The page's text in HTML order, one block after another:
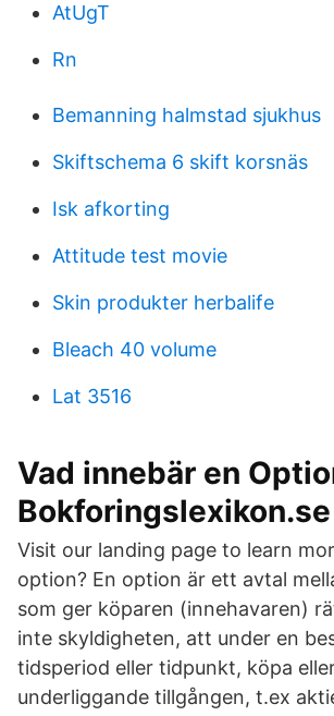
AtUgT
Rn
Bemanning halmstad sjukhus
Skiftschema 6 skift korsnäs
Isk afkorting
Attitude test movie
Skin produkter herbalife
Bleach 40 volume
Lat 3516
Vad innebär en
Bokforingslexikon.se
Visit our landing page to learn
option? En option är ett avtal
som ger köparen (innehavaren)
inte skyldigheten, att under en
tidsperiod eller tidpunkt, köpa
underliggande tillgången, t.ex